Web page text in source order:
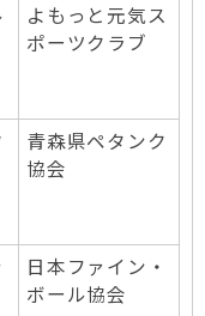
よもっと元気ス
ポーツクラブ
青森県ペタンク
協会
日本ファイン・
ボール協会